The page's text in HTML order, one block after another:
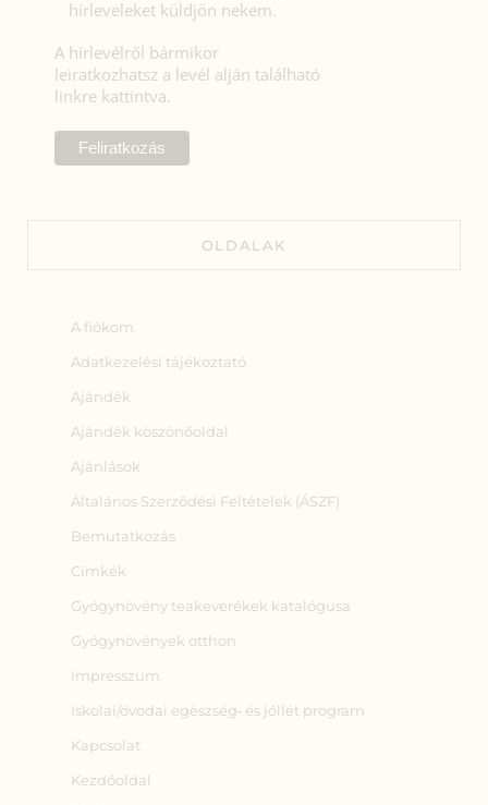
hírleveleket küldjön nekem.
A hírlevélről bármikor
leiratkozhatsz a levél alján található
linkre kattintva.
OLDALAK
A fiókom
Adatkezelési tájékoztató
Ajándék
Ajándék köszönőoldal
Ajánlások
Általános Szerződési Feltételek (ÁSZF)
Bemutatkozás
Címkék
Gyógynövény teakeverékek katalógusa
Gyógynövények otthon
Impresszum
Iskolai/óvodai egészség‑ és jóllét program
Kapcsolat
Kezdőoldal